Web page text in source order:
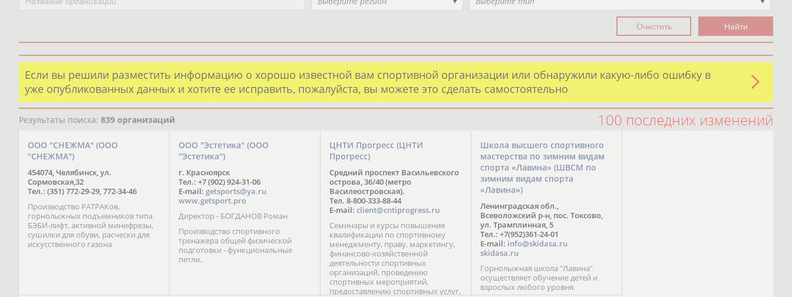
Если вы решили разместить информацию о хорошо известной вам спортивной организации или обнаружили какую-либо ошибку в
уже опубликованных данных и хотите ее исправить, пожалуйста, вы можете это сделать самостоятельно
Результаты поиска: 839 организаций 100 последних изменений
ООО "СНЕЖМА" (ООО
"СНЕЖМА")
454074, Челябинск, ул.
Сормовская,32
Тел.: (351) 772-29-29, 772-34-46
Производство РАТРАКов,
горнолыжных подъемников типа
БЭБИ-лифт, активной минифрезы,
сушилки для обуви, расчески для
искусственного газона
ООО "Эстетика" (ООО
"Эстетика")
г. Красноярск
Тел.: +7 (902) 924-31-06
E-mail: getsports@ya.ru
www.getsport.pro
Директор - БОГДАНОВ Роман
Производство спортивного
тренажера общей физической
подготовки - функциональные
петли.
ЦНТИ Прогресс (ЦНТИ
Прогресс)
Средний проспект Васильевского
острова, 36/40 (метро
Василеостровская).
Тел. 8-800-333-88-44
E-mail: client@cntiprogress.ru
Семинары и курсы повышения
квалификации по спортивному
менеджменту, праву, маркетингу,
финансово-хозяйственной
деятельности спортивных
организаций, проведению
спортивных мероприятий,
предоставлению спортивных услуг,
Школа высшего спортивного
мастерства по зимним видам
спорта «Лавина» (ШВСМ по
зимним видам спорта
«Лавина»)
Ленинградская обл.,
Всеволожский р-н, пос. Токсово,
ул. Трамплинная, 5
Тел.: +7(952)361-24-01
E-mail: info@skidasa.ru
skidasa.ru
Горнолыжная школа "Лавина"
осуществляет обучение детей и
взрослых любого уровня.